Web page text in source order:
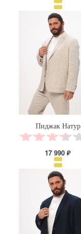
Пиджак Натур
17 990 ₽